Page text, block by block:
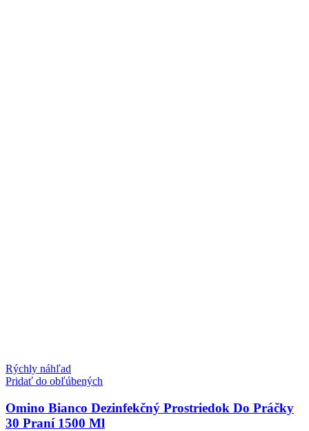
Rýchly náhľad
Pridať do obľúbených
Omino Bianco Dezinfekčný Prostriedok Do Práčky
30 Praní 1500 Ml